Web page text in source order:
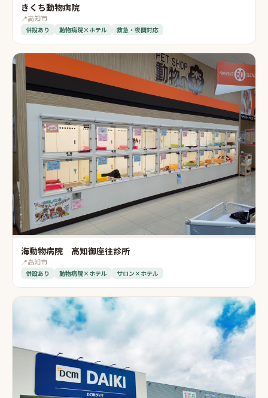
きくち動物病院
📍高知市
併設あり 動物病院×ホテル 救急・夜間対応
海動物病院 高知御座往診所
📍高知市
併設あり 動物病院×ホテル サロン×ホテル